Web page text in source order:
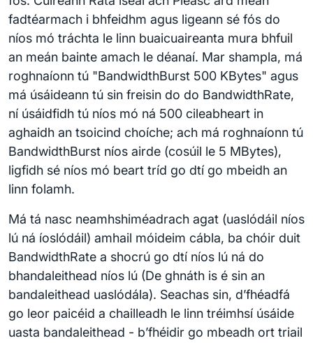
fadtéarmach i bhfeidhm agus ligeann sé fós do
níos mó tráchta le linn buaicuaireanta mura bhfuil
an meán bainte amach le déanaí. Mar shampla, má
roghnaíonn tú "BandwidthBurst 500 KBytes" agus
má úsáideann tú sin freisin do do BandwidthRate,
ní úsáidfidh tú níos mó ná 500 cileabheart in
aghaidh an tsoicind choíche; ach má roghnaíonn tú
BandwidthBurst níos airde (cosúil le 5 MBytes),
ligfidh sé níos mó beart tríd go dtí go mbeidh an
linn folamh.
Má tá nasc neamhshiméadrach agat (uaslódáil níos
lú ná íoslódáil) amhail móideim cábla, ba chóir duit
BandwidthRate a shocrú go dtí níos lú ná do
bhandaleithead níos lú (De ghnáth is é sin an
bandaleithead uaslódála). Seachas sin, d’fhéadfá
go leor paicéid a chailleadh le linn tréimhsí úsáide
uasta bandaleithead - b’fhéidir go mbeadh ort triail